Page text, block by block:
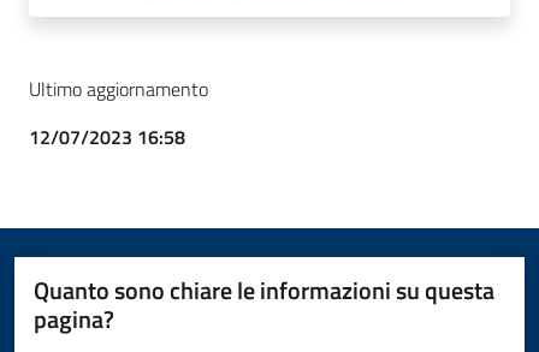
Ultimo aggiornamento
12/07/2023 16:58
Quanto sono chiare le informazioni su questa
pagina?